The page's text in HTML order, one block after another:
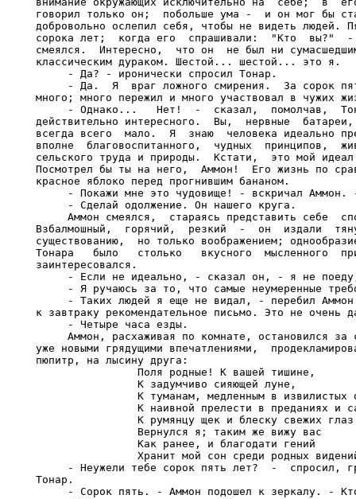
говорил только он;  побольше ума -  и он мог бы
добровольно ослепил себя, чтобы не видеть людей.
сорока лет;  когда его  спрашивали:  "Кто  вы?"
смеялся.  Интересно,  что он  не был ни
классическим дураком. Шестой... шестой... это я.
     - Да? - иронически спросил Тонар.
- Да.  Я  враг ложного смирения.  За сорок
много; много пережил и много участвовал в чужих
- Однако...   Нет!  -  сказал,  помолчав,
действительно интересного.  Вы,  нервные
всегда всего  мало.  Я  знаю  человека идеально
вполне  благовоспитанного,  чудных  принципов,
сельского труда и природы.  Кстати,  это мой
Посмотрел бы ты на него,  Аммон!  Его жизнь по
красное яблоко перед прогнившим бананом.
- Покажи мне это чудовище! - вскричал Аммон.
     - Сделай одолжение. Он нашего круга.
Аммон смеялся,  стараясь представить себе
Взбалмошный,  горячий,  резкий  -  он  издали
существованию,  но только воображением;
Тонара   было   столько   вкусного  мысленного
заинтересовался.
- Если не идеально, - сказал он, - я не
- Я ручаюсь за то, что самые неумеренные
- Таких людей я еще не видал, - перебил
к завтраку рекомендательное письмо. Это не очень
     - Четыре часа езды.
Аммон, расхаживая по комнате, остановился за
уже новыми грядущими впечатлениями,
пюпитр, на лысину друга:
                Поля родные! К вашей тишине,
                К задумчиво сияющей луне,
К туманам, медленным в извилистых
К наивной прелести в преданиях и
                К румянцу щек и блеску свежих глаз
                Вернулся я; таким же вижу вас
                Как ранее, и благодати гений
Хранит мой сон среди родных
- Неужели тебе сорок пять лет?  -  спросил,
Тонар.
- Сорок пять. - Аммон подошел к зеркалу. -